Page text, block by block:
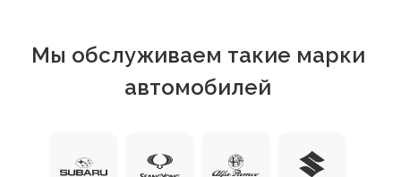
Мы обслуживаем такие марки
автомобилей